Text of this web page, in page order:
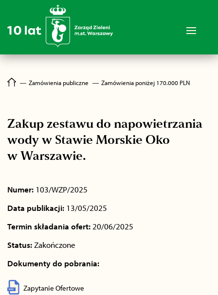
― Zamówienia publiczne ― Zamówienia poniżej 170.000 PLN
Zakup zestawu do napowietrzania
wody w Stawie Morskie Oko
w Warszawie.
Numer: 103/WZP/2025
Data publikacji: 13/05/2025
Termin składania ofert: 20/06/2025
Status: Zakończone
Dokumenty do pobrania:
Zapytanie Ofertowe